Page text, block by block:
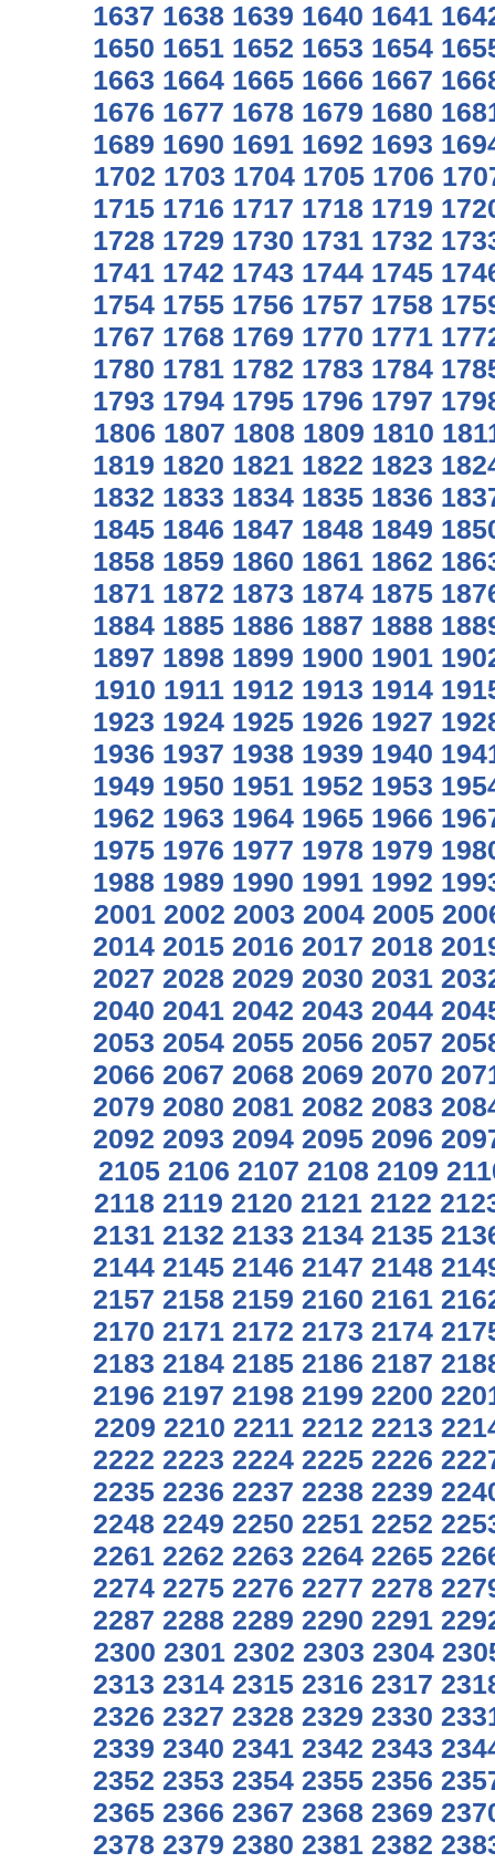
1637 1638 1639 1640 1641
1650 1651 1652 1653 1654
1663 1664 1665 1666 1667
1676 1677 1678 1679 1680
1689 1690 1691 1692 1693
1702 1703 1704 1705 1706
1715 1716 1717 1718 1719
1728 1729 1730 1731 1732
1741 1742 1743 1744 1745
1754 1755 1756 1757 1758
1767 1768 1769 1770 1771
1780 1781 1782 1783 1784
1793 1794 1795 1796 1797
1806 1807 1808 1809 1810
1819 1820 1821 1822 1823
1832 1833 1834 1835 1836
1845 1846 1847 1848 1849
1858 1859 1860 1861 1862
1871 1872 1873 1874 1875
1884 1885 1886 1887 1888
1897 1898 1899 1900 1901
1910 1911 1912 1913 1914
1923 1924 1925 1926 1927
1936 1937 1938 1939 1940
1949 1950 1951 1952 1953
1962 1963 1964 1965 1966
1975 1976 1977 1978 1979
1988 1989 1990 1991 1992
2001 2002 2003 2004 2005
2014 2015 2016 2017 2018
2027 2028 2029 2030 2031
2040 2041 2042 2043 2044
2053 2054 2055 2056 2057
2066 2067 2068 2069 2070
2079 2080 2081 2082 2083
2092 2093 2094 2095 2096
2105 2106 2107 2108 2109
2118 2119 2120 2121 2122
2131 2132 2133 2134 2135
2144 2145 2146 2147 2148
2157 2158 2159 2160 2161
2170 2171 2172 2173 2174
2183 2184 2185 2186 2187
2196 2197 2198 2199 2200
2209 2210 2211 2212 2213
2222 2223 2224 2225 2226
2235 2236 2237 2238 2239
2248 2249 2250 2251 2252
2261 2262 2263 2264 2265
2274 2275 2276 2277 2278
2287 2288 2289 2290 2291
2300 2301 2302 2303 2304
2313 2314 2315 2316 2317
2326 2327 2328 2329 2330
2339 2340 2341 2342 2343
2352 2353 2354 2355 2356
2365 2366 2367 2368 2369
2378 2379 2380 2381 2382